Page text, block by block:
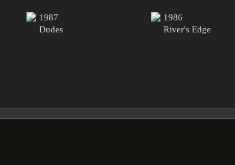
1987
Dudes
1986
River's Edge